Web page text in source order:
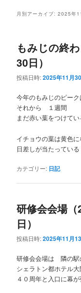
コ
ン
ン
へ
移
ン
テ
ツ
移
動
月別アーカイブ:2025年
もみじの終
30日）
投稿日時:2025年11月
今年のもみじのピー
それから １週間
まだ赤い葉をつけて
イチョウの葉は黄色
日差しが当たっている
カテゴリー: 日記
研修会会場
日）
投稿日時:2025年11月
研修会会場は 隣の
シェラトン都ホテル大
４０周年と入口に幕